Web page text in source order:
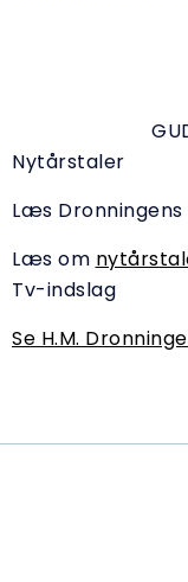
Nytårstaler
Læs
Læs om
Tv-indslag
Se H.M.